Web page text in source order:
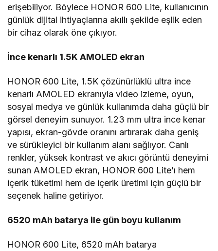
erişebiliyor. Böylece HONOR 600 Lite, kullanıcının
günlük dijital ihtiyaçlarına akıllı şekilde eşlik eden
bir cihaz olarak öne çıkıyor.
İnce kenarlı 1.5K AMOLED ekran
HONOR 600 Lite, 1.5K çözünürlüklü ultra ince
kenarlı AMOLED ekranıyla video izleme, oyun,
sosyal medya ve günlük kullanımda daha güçlü bir
görsel deneyim sunuyor. 1.23 mm ultra ince kenar
yapısı, ekran-gövde oranını artırarak daha geniş
ve sürükleyici bir kullanım alanı sağlıyor. Canlı
renkler, yüksek kontrast ve akıcı görüntü deneyimi
sunan AMOLED ekran, HONOR 600 Lite’ı hem
içerik tüketimi hem de içerik üretimi için güçlü bir
seçenek haline getiriyor.
6520 mAh batarya ile gün boyu kullanım
HONOR 600 Lite, 6520 mAh batarya